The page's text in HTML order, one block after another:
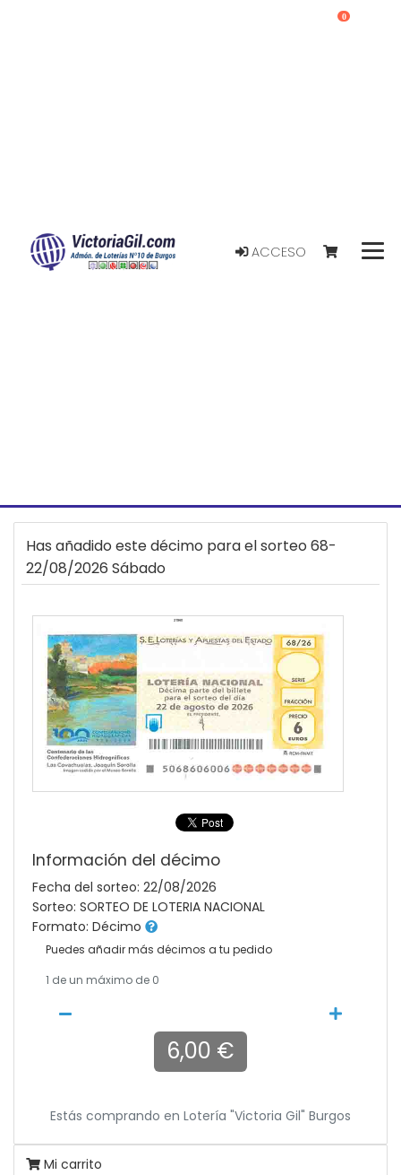
ACCESO
0
Has añadido este décimo para el sorteo 68-
22/08/2026 Sábado
21960
Información del décimo
Fecha del sorteo: 22/08/2026
Sorteo: SORTEO DE LOTERIA NACIONAL
Formato: Décimo
Puedes añadir más décimos a tu pedido
1 de un máximo de 0
6,00 €
Estás comprando en Lotería "victoria Gil" Burgos
Mi carrito